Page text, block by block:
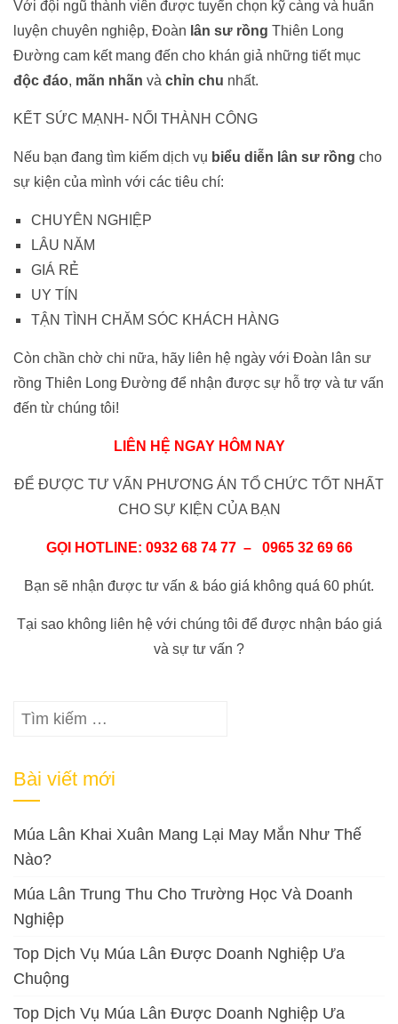
Với đội ngũ thành viên được tuyển chọn kỹ càng và huấn
luyện chuyên nghiệp, Đoàn lân sư rồng Thiên Long
Đường cam kết mang đến cho khán giả những tiết mục
độc đáo, mãn nhãn và chỉn chu nhất.
KẾT SỨC MẠNH- NỐI THÀNH CÔNG
Nếu bạn đang tìm kiếm dịch vụ biểu diễn lân sư rồng cho
sự kiện của mình với các tiêu chí:
CHUYÊN NGHIỆP
LÂU NĂM
GIÁ RẺ
UY TÍN
TẬN TÌNH CHĂM SÓC KHÁCH HÀNG
Còn chần chờ chi nữa, hãy liên hệ ngày với Đoàn lân sư
rồng Thiên Long Đường để nhận được sự hỗ trợ và tư vấn
đến từ chúng tôi!
LIÊN HỆ NGAY HÔM NAY
ĐỂ ĐƯỢC TƯ VẤN PHƯƠNG ÁN TỔ CHỨC TỐT NHẤT
CHO SỰ KIỆN CỦA BẠN
GỌI HOTLINE: 0932 68 74 77 – 0965 32 69 66
Bạn sẽ nhận được tư vấn & báo giá không quá 60 phút.
Tại sao không liên hệ với chúng tôi để được nhận báo giá
và sự tư vấn ?
Tìm
Bài viết mới
Múa Lân Khai Xuân Mang Lại May Mắn Như Thế
Nào?
Múa Lân Trung Thu Cho Trường Học Và Doanh
Nghiệp
Top Dịch Vụ Múa Lân Được Doanh Nghiệp Ưa
Chuộng
Top Dịch Vụ Múa Lân Được Doanh Nghiệp Ưa